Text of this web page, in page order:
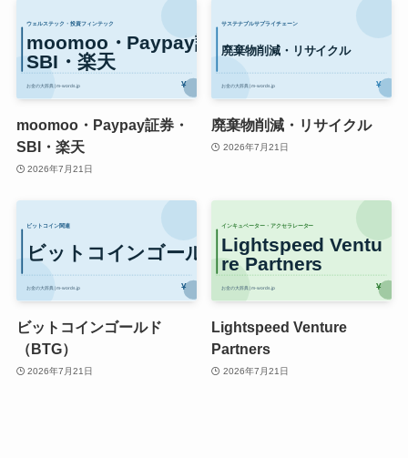
moomoo・Paypay証券・
SBI・楽天
2026年7月21日
廃棄物削減・リサイクル
2026年7月21日
ビットコインゴールド
（BTG）
2026年7月21日
Lightspeed Venture
Partners
2026年7月21日